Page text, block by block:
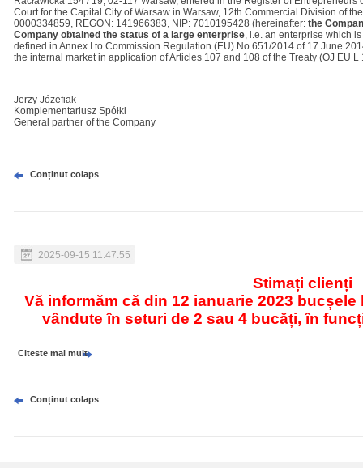
Court for the Capital City of Warsaw in Warsaw, 12th Commercial Division of
0000334859, REGON: 141966383, NIP: 7010195428 (hereinafter: the
Company obtained the status of a large enterprise, i.e. an enterprise which
defined in Annex I to Commission Regulation (EU) No 651/2014 of 17 June
the internal market in application of Articles 107 and 108 of the Treaty (OJ EU
Jerzy Józefiak
Komplementariusz Spółki
General partner of the Company
Conținut colaps
2025-09-15 11:47:55
Stimați clienți
Vă informăm că din 12 ianuarie 2023
vândute în seturi de 2 sau 4 bucăți, în
Citeste mai mult
Conținut colaps